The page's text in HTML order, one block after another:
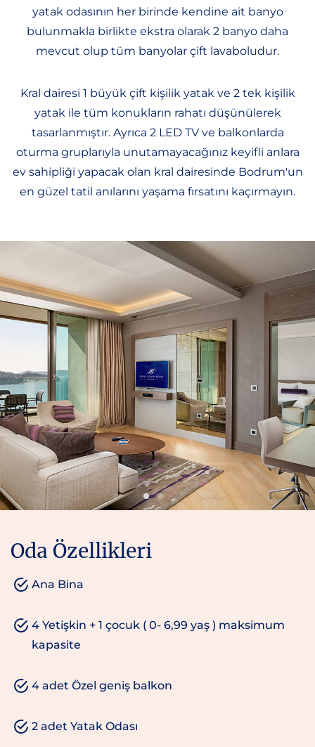
yatak odasının her birinde kendine ait banyo
bulunmakla birlikte ekstra olarak 2 banyo daha
mevcut olup tüm banyolar çift lavaboludur.
Kral dairesi 1 büyük çift kişilik yatak ve 2 tek kişilik
yatak ile tüm konukların rahatı düşünülerek
tasarlanmıştır. Ayrıca 2 LED TV ve balkonlarda
oturma gruplarıyla unutamayacağınız keyifli anlara
ev sahipliği yapacak olan kral dairesinde Bodrum'un
en güzel tatil anılarını yaşama fırsatını kaçırmayın.
Oda Özellikleri
Ana Bina
4 Yetişkin + 1 çocuk ( 0- 6,99 yaş ) maksimum
kapasite
4 adet Özel geniş balkon
2 adet Yatak Odası